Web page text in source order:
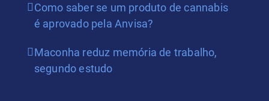
Como saber se um produto de cannabis
é aprovado pela Anvisa?
Maconha reduz memória de trabalho,
segundo estudo